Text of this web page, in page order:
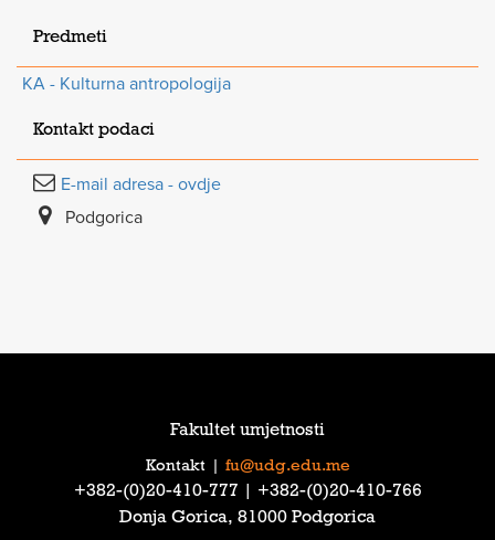
Predmeti
KA - Kulturna antropologija
Kontakt podaci
E-mail adresa - ovdje
Podgorica
Fakultet umjetnosti
Kontakt fu@udg.edu.me
‎+382-(0)20-410-777‎ | ‎+382-(0)20-410-766‎
Donja Gorica, 81000 Podgorica